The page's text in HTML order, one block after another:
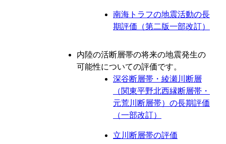
南海トラフの地震活動の長
期評価（第二版一部改訂）
内陸の活断層帯の将来の地震発生の
可能性についての評価です。
深谷断層帯・綾瀬川断層
（関東平野北西縁断層帯・
元荒川断層帯）の長期評価
（一部改訂）
立川断層帯の評価